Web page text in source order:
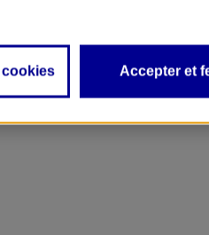
cookies Accepter et